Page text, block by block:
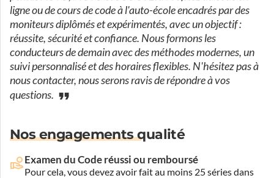
ligne ou de cours de code à l'auto-école encadrés par des
moniteurs diplômés et expérimentés, avec un objectif :
réussite, sécurité et confiance. Nous formons les
conducteurs de demain avec des méthodes modernes, un
suivi personnalisé et des horaires flexibles. N'hésitez pas à
nous contacter, nous serons ravis de répondre à vos
questions.
Nos engagements qualité
Examen du Code réussi ou remboursé
Pour cela, vous devez avoir fait au moins 25 séries dans